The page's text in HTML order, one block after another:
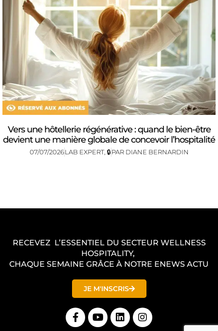
Vers une hôtellerie régénérative : quand le bien-être
devient une manière globale de concevoir l’hospitalité
07/07/2026LAB EXPERT, 🔒PAR DIANE BERNARDIN
RECEVEZ L’ESSENTIEL DU SECTEUR WELLNESS
HOSPITALITY,
CHAQUE SEMAINE GRÂCE À NOTRE ENEWS ACTU
JE M'INSCRIS
F
a
Y
o
L
i
I
n